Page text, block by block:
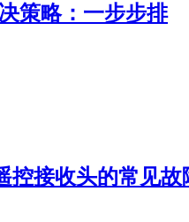
策略：一步步排
控接收头的常见故